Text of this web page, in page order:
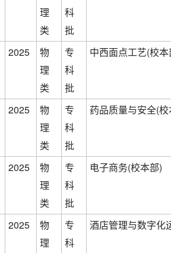
理
类
科
批
2025
物
理
类
专
科
批
中西面点工艺(校本
2025
物
理
类
专
科
批
药品质量与安全(校
2025
物
理
类
专
科
批
电子商务(校本部)
2025
物
理
专
科
酒店管理与数字化